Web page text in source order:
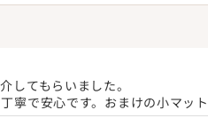
してもらいました。
寧で安心です。おまけの小マッ